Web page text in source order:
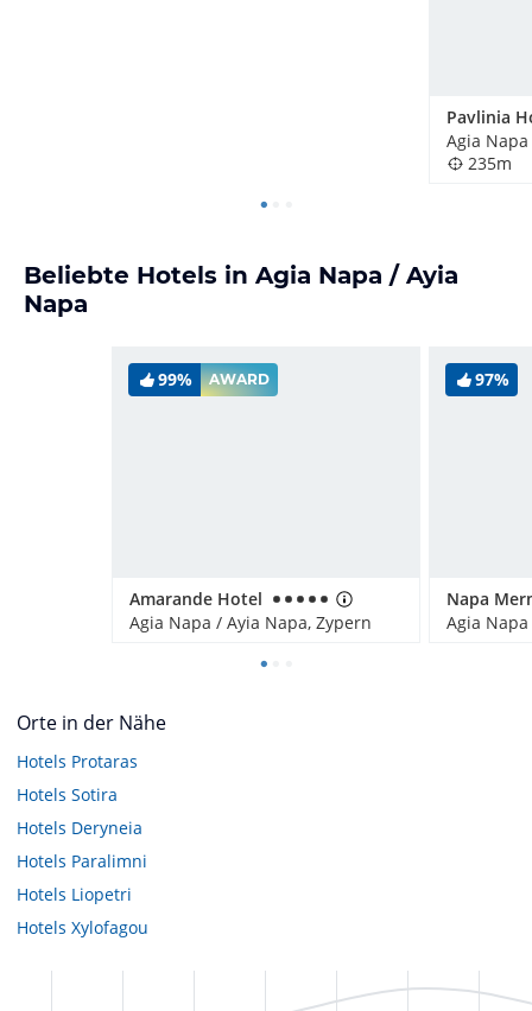
Agia
235m
Beliebte Hotels in Agia Napa / Ayia
Napa
99% AWARD
Amarande Hotel
Agia Napa / Ayia Napa, Zypern
97%
Agia
Orte in der Nähe
Hotels Protaras
Hotels Sotira
Hotels Deryneia
Hotels Paralimni
Hotels Liopetri
Hotels Xylofagou